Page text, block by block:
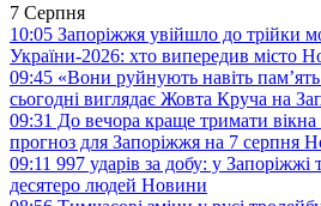
7 Серпня
10:05 Запоріжжя увійшло до трійки
України-2026: хто випередив місто
09:45 «Вони руйнують навіть
сьогодні виглядає Жовта Круча на
09:31 До вечора краще тримати
прогноз для Запоріжжя на 7 серпня
09:11 997 ударів за добу: у Запоріжжі
десятеро людей Новини